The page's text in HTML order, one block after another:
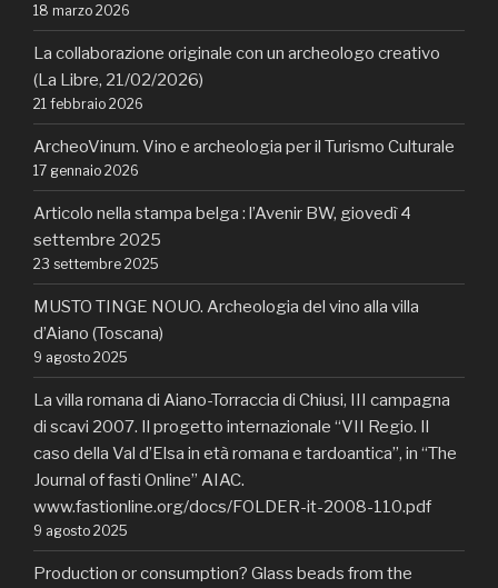
18 marzo 2026
La collaborazione originale con un archeologo creativo
(La Libre, 21/02/2026)
21 febbraio 2026
ArcheoVinum. Vino e archeologia per il Turismo Culturale
17 gennaio 2026
Articolo nella stampa belga : l’Avenir BW, giovedì 4
settembre 2025
23 settembre 2025
MUSTO TINGE NOUO. Archeologia del vino alla villa
d’Aiano (Toscana)
9 agosto 2025
La villa romana di Aiano-Torraccia di Chiusi, III campagna
di scavi 2007. Il progetto internazionale “VII Regio. Il
caso della Val d’Elsa in età romana e tardoantica”, in “The
Journal of fasti Online” AIAC.
www.fastionline.org/docs/FOLDER-it-2008-110.pdf
9 agosto 2025
Production or consumption? Glass beads from the